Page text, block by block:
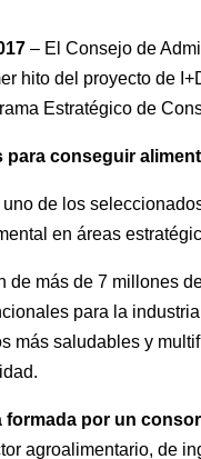
– El Consejo de
hito del proyecto de
Estratégico de
para conseguir
uno de los
en áreas
de más de 7 millones
para la
más saludables y
formada por un
agroalimentario, de